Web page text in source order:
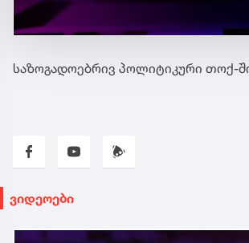
საზოგადოებრივ პოლიტიკური თოქ-
ვიდეოები